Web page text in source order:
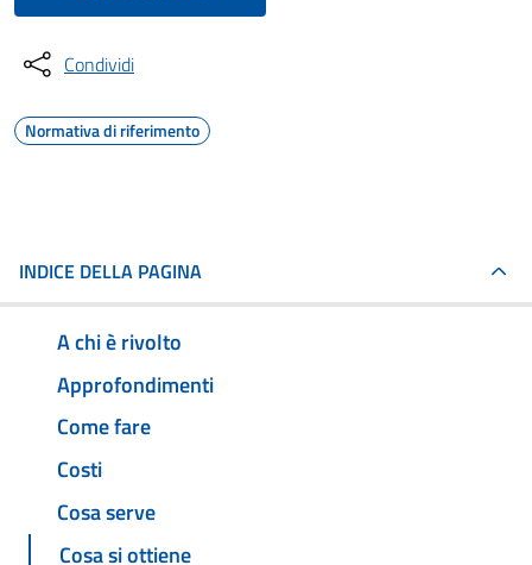
Condividi
Normativa di riferimento
INDICE DELLA PAGINA
A chi è rivolto
Approfondimenti
Come fare
Costi
Cosa serve
Cosa si ottiene